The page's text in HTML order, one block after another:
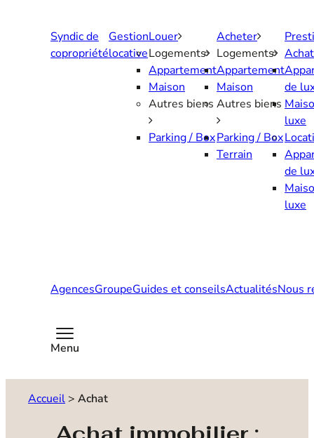
Syndic de
copropriété
Gestion
locative
Louer
Logements
Appartement
Maison
Autres biens
Parking / Box
Acheter
Logements
Appartement
Maison
Autres biens
Parking / Box
Terrain
Achat
de
luxe
de
luxe
AgencesGroupeGuides et conseilsActualitésNous
Menu
Accueil > Achat